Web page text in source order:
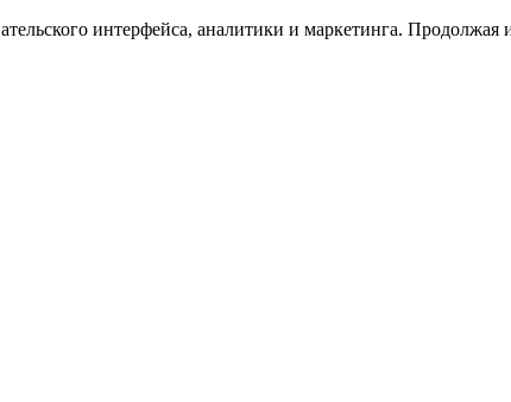
интерфейса, аналитики и маркетинга. Продолжая